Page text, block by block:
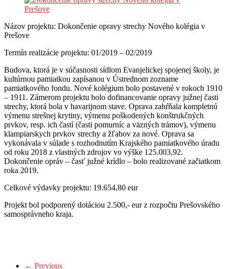
Názov projektu: Dokončenie opravy strechy Nového kolégia v
Prešove
Termín realizácie projektu: 01/2019 – 02/2019
Budova, ktorá je v súčasnosti sídlom Evanjelickej spojenej školy, je
kultúrnou pamiatkou zapísanou v Ústrednom zozname
pamiatkového fondu. Nové kolégium bolo postavené v rokoch 1910
– 1911. Zámerom projektu bolo dofinancovanie opravy južnej časti
strechy, ktorá bola v havarijnom stave. Oprava zahŕňala kompletnú
výmenu strešnej krytiny, výmenu poškodených konštrukčných
prvkov, resp. ich častí (časti pomurníc a väzných trámov), výmenu
klampiarskych prvkov strechy a žľabov za nové. Oprava sa
vykonávala v súlade s rozhodnutím Krajského pamiatkového úradu
od roku 2018 z vlastných zdrojov vo výške 125.003,92.
Dokončenie opráv – časť južné krídlo – bolo realizované začiatkom
roka 2019.
Celkové výdavky projektu: 19.654,80 eur
Projekt bol podporený dotáciou 2.500,- eur z rozpočtu Prešovského
samosprávneho kraja.
← Previous